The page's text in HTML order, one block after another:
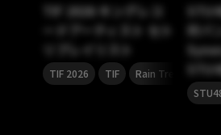
TIF 2026 キングレコ
ードアーティスト セト
リプレイリスト
TIF 2026 TIF Rain Tree
対バ